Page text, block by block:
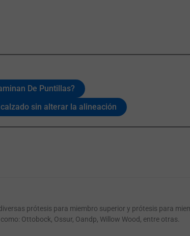
De Puntillas?
sin alterar la alineación
prótesis para miembro superior y prótesis para
Ottobock, Ossur, Oandp, Willow Wood, entre otras.